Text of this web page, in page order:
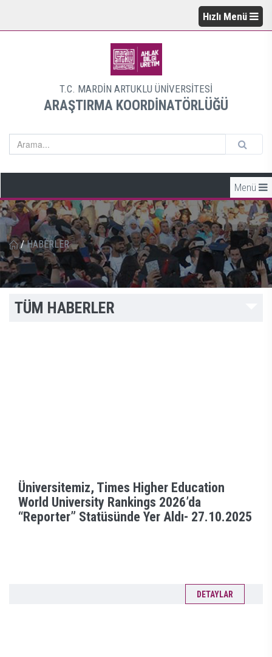
Hızlı Menü
T.C. MARDİN ARTUKLU ÜNİVERSİTESİ
ARAŞTIRMA KOORDİNATÖRLÜĞÜ
Menü
/ HABERLER
TÜM HABERLER
Üniversitemiz, Times Higher Education
World University Rankings 2026’da
“Reporter” Statüsünde Yer Aldı- 27.10.2025
DETAYLAR